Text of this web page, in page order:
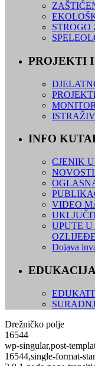
STROGO
PROJEKTI
INFO
CJENIK
VIDEO
UPUTE
Dojava
EDUKACIJA
Drežničko polje
16544
wp-singular,post-
16544,single-format-